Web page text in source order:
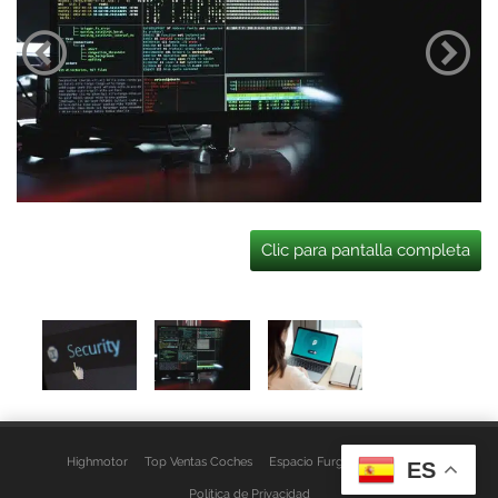
Clic para pantalla completa
Highmotor Top Ventas Coches Espacio Furgo Aviso Legal
Política de Privacidad
ES